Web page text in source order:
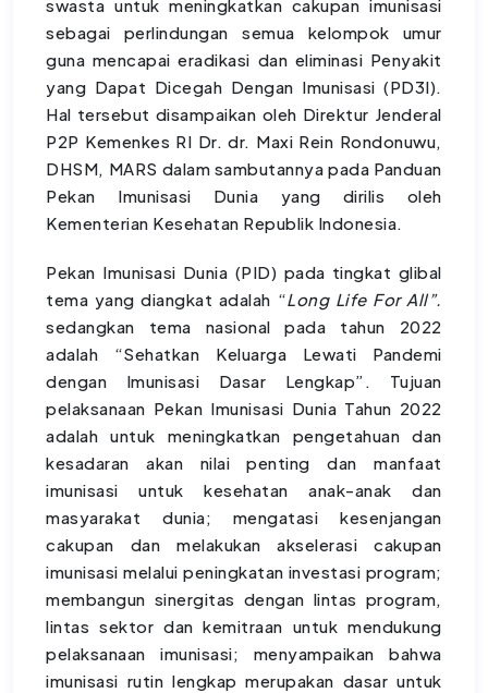
swasta untuk meningkatkan cakupan imunisasi
sebagai perlindungan semua kelompok umur
guna mencapai eradikasi dan eliminasi Penyakit
yang Dapat Dicegah Dengan Imunisasi (PD3I).
Hal tersebut disampaikan oleh Direktur Jenderal
P2P Kemenkes RI Dr. dr. Maxi Rein Rondonuwu,
DHSM, MARS dalam sambutannya pada Panduan
Pekan Imunisasi Dunia yang dirilis oleh
Kementerian Kesehatan Republik Indonesia.
Pekan Imunisasi Dunia (PID) pada tingkat glibal
tema yang diangkat adalah “Long Life For All”.
sedangkan tema nasional pada tahun 2022
adalah “Sehatkan Keluarga Lewati Pandemi
dengan Imunisasi Dasar Lengkap”. Tujuan
pelaksanaan Pekan Imunisasi Dunia Tahun 2022
adalah untuk meningkatkan pengetahuan dan
kesadaran akan nilai penting dan manfaat
imunisasi untuk kesehatan anak-anak dan
masyarakat dunia; mengatasi kesenjangan
cakupan dan melakukan akselerasi cakupan
imunisasi melalui peningkatan investasi program;
membangun sinergitas dengan lintas program,
lintas sektor dan kemitraan untuk mendukung
pelaksanaan imunisasi; menyampaikan bahwa
imunisasi rutin lengkap merupakan dasar untuk